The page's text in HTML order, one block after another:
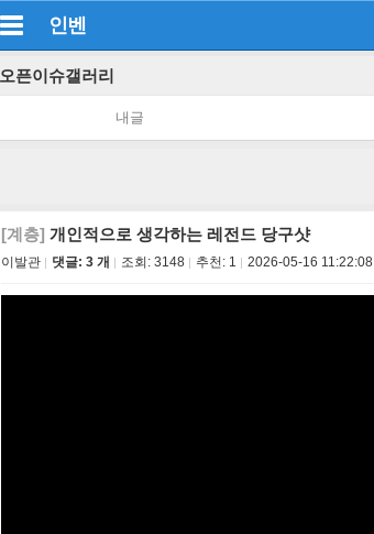
인벤
오픈이슈갤러리
내글
[계층] 개인적으로 생각하는 레전드 당구샷
이발관 댓글: 3 개 조회: 3148 추천: 1 2026-05-16 11:22:08